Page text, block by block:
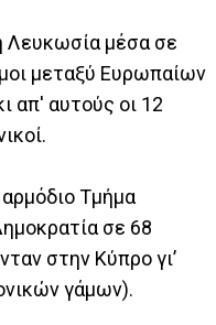
Λευκωσία μέσα σε
μεταξύ Ευρωπαίων
απ' αυτούς οι 12
Τμήμα
σε 68
στην Κύπρο γι’
γάμων).